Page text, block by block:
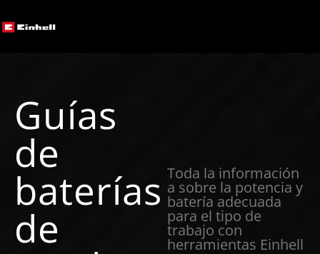
Guías
de
baterías
de
Toda la información
a sobre la potencia y
batería adecuada
para el tipo de
trabajo con
herramientas Einhell